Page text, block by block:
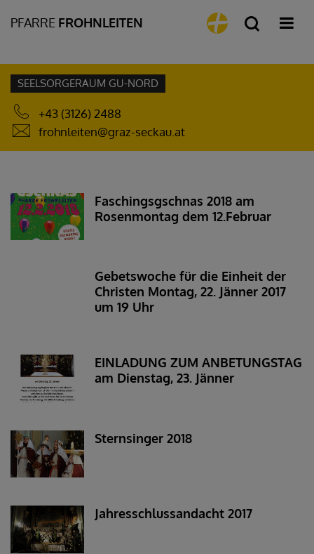
PFARRE FROHNLEITEN
SEELSORGERAUM GU-NORD
+43 (3126) 2488
frohnleiten@graz-seckau.at
Faschingsgschnas 2018 am
Rosenmontag dem 12.Februar
Gebetswoche für die Einheit der
Christen Montag, 22. Jänner 2017
um 19 Uhr
EINLADUNG ZUM ANBETUNGSTAG
am Dienstag, 23. Jänner
Sternsinger 2018
Jahresschlussandacht 2017